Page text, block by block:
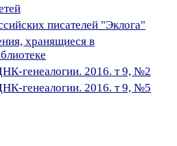
писателей "Эклога"
хранящиеся в
генеалогии. 2016. т 9, №2
генеалогии. 2016. т 9, №5